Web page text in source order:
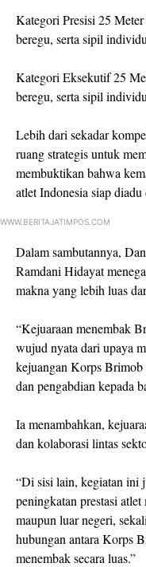
Kategori Presisi 25
beregu, serta sipil
Kategori Eksekutif 25
beregu, serta sipil
Lebih dari sekadar
ruang strategis untuk
membuktikan bahwa
atlet Indonesia siap
WWW.BERITAJATIMPOS.COM
Dalam sambutannya,
Ramdani Hidayat
makna yang lebih luas
“Kejuaraan menembak
wujud nyata dari upaya
kejuangan Korps Brimob
dan pengabdian kepada
Ia menambahkan,
dan kolaborasi lintas
“Di sisi lain, kegiatan ini
peningkatan prestasi
maupun luar negeri,
hubungan antara Korps
menembak secara luas.”